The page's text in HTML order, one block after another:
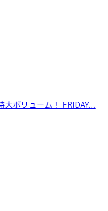
ボリューム！ FRIDAY...